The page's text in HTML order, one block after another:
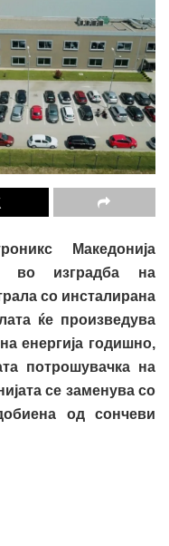
Македонија
во изградба на
со инсталирана
ќе произведува
енергија годишно,
потрошувачка на
се заменува со
од сончеви